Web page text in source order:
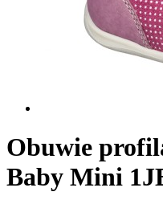
Obuwie
Baby Mini